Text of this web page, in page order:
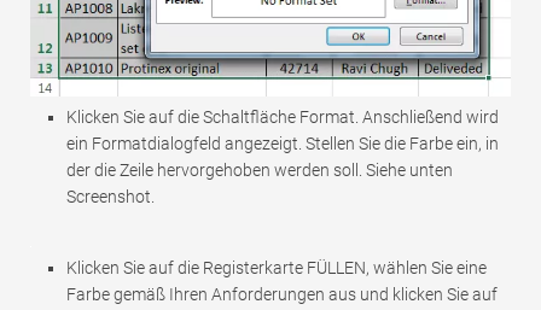
Klicken Sie auf die Schaltfläche Format. Anschließend wird
ein Formatdialogfeld angezeigt. Stellen Sie die Farbe ein, in
der die Zeile hervorgehoben werden soll. Siehe unten
Screenshot.
Klicken Sie auf die Registerkarte FÜLLEN, wählen Sie eine
Farbe gemäß Ihren Anforderungen aus und klicken Sie auf